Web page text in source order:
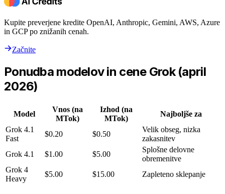
Kupite preverjene kredite OpenAI, Anthropic, Gemini, AWS, Azure
in GCP po znižanih cenah.
Začnite
Ponudba modelov in cene Grok (april
2026)
Model
Vnos (na
MTok)
Izhod (na
MTok)
Najboljše za
Grok 4.1
Fast
$0.20 $0.50
Velik obseg, nizka
zakasnitev
Grok 4.1
$1.00 $5.00
Splošne delovne
obremenitve
Grok 4
Heavy
$5.00 $15.00 Zapleteno sklepanje